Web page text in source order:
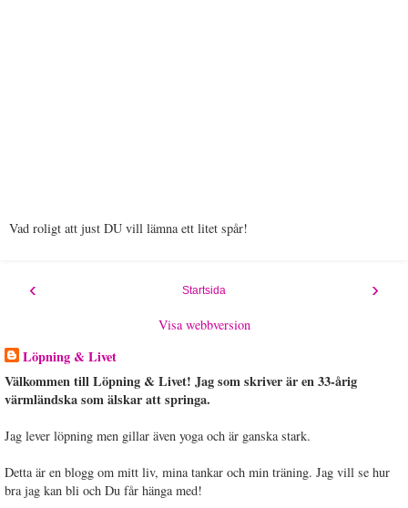
Vad roligt att just DU vill lämna ett litet spår!
‹ ›
Startsida
Visa webbversion
Löpning & Livet
Välkommen till Löpning & Livet! Jag som skriver är en 33-årig
värmländska som älskar att springa.
Jag lever löpning men gillar även yoga och är ganska stark.
Detta är en blogg om mitt liv, mina tankar och min träning. Jag vill se hur
bra jag kan bli och Du får hänga med!